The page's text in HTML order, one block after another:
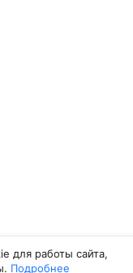
для работы сайта,
Подробнее